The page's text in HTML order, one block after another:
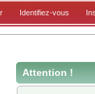
Identifiez-vous
Attention !